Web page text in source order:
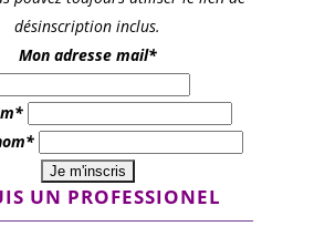
désinscription inclus.
Mon adresse mail*
UN PROFESSIONEL